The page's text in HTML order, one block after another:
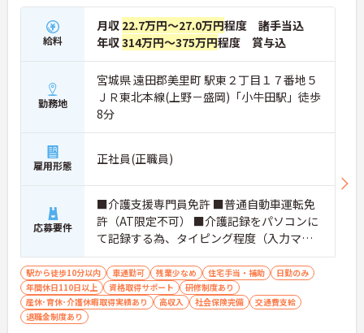
給料
月収 22.7万円～27.0万円程度 諸手当込
年収314万円～375万円程度 賞与込
勤務地
宮城県 遠田郡美里町 駅東２丁目１７番地５
ＪＲ東北本線(上野－盛岡)「小牛田駅」徒歩
8分
雇用形態 正社員(正職員)
応募要件
■介護支援専門員免許 ■普通自動車運転免
許（AT限定不可） ■介護記録をパソコンに
て記録する為、タイピング程度（入力マニ
ュ アルあり） ※介護支援専門員としての実
務経験 あれば尚可
駅から徒歩10分以内 車通勤可 残業少なめ 住宅手当・補助
日勤のみ
年間休日110日以上
資格取得サポート
研修制度あり
産休･育休･介護休暇取得実績あり
高収入 社会保険完備
交通費支給
退職金制度あり